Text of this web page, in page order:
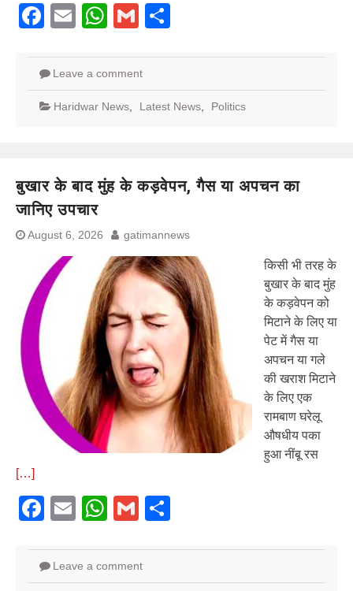
Facebook
EmailWhatsApp
Gmail
Leave a comment
Haridwar News Latest News Politics
बुखार के बाद मुंह के कड़वेपन, गैस या अपचन का
जानिए उपचार
August 6, 2026 gatimannews
किसी भी तरह के
बुखार के बाद मुंह
के कड़वेपन को
मिटाने के लिए या
पेट में गैस या
अपचन या गले
की खराश मिटाने
के लिए एक
रामबाण घरेलू
औषधीय पका
हुआ नींबू रस
[…]
Facebook
EmailWhatsApp
Gmail
Leave a comment